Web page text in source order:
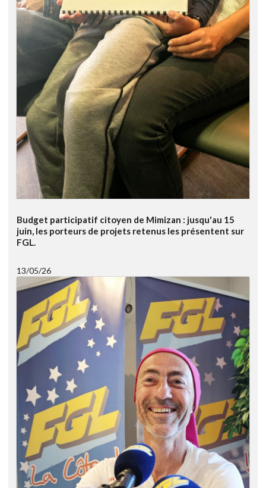
Budget participatif citoyen de Mimizan : jusqu'au 15
juin, les porteurs de projets retenus les présentent sur
FGL.
13/05/26